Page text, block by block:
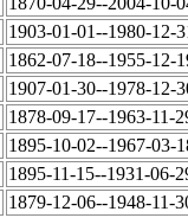
1903-01-01--1980-12-
1862-07-18--1955-12-
1907-01-30--1978-12-
1878-09-17--1963-11-
1895-10-02--1967-03-
1895-11-15--1931-06-
1879-12-06--1948-11-